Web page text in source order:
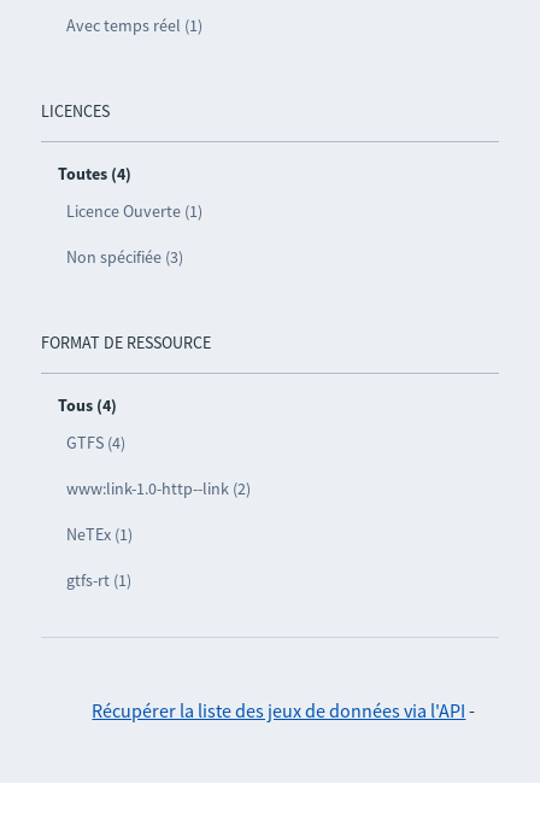
Avec temps réel (1)
LICENCES
Toutes (4)
Licence Ouverte (1)
Non spécifiée (3)
FORMAT DE RESSOURCE
Tous (4)
GTFS (4)
www:link-1.0-http--link (2)
NeTEx (1)
gtfs-rt (1)
Récupérer la liste des jeux de données via l'API -